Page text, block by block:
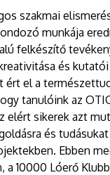
szakmai
munkája
felkészítő
és
ért el a
tanulóink az
elért sikerek azt
és
Ebben
10000 Lóerő